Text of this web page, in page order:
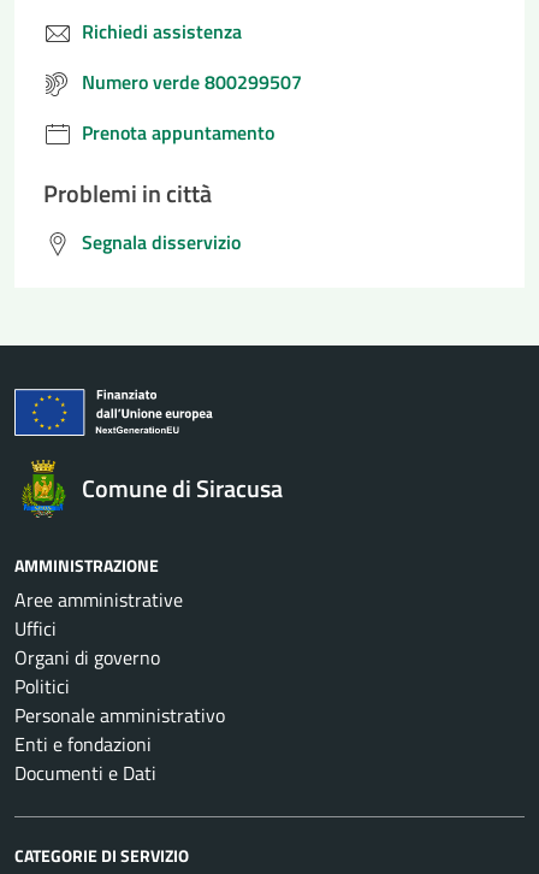
Richiedi assistenza
Numero verde 800299507
Prenota appuntamento
Problemi in città
Segnala disservizio
Comune di Siracusa
AMMINISTRAZIONE
Aree amministrative
Uffici
Organi di governo
Politici
Personale amministrativo
Enti e fondazioni
Documenti e Dati
CATEGORIE DI SERVIZIO